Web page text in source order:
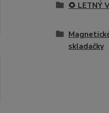
🌻 LETNÝ
skladačky